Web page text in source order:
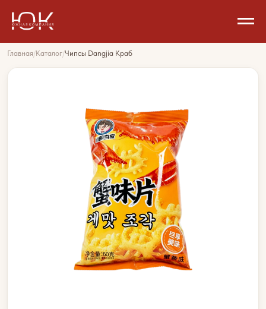
Главная/Каталог/Чипсы Dangjia Краб